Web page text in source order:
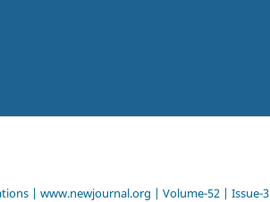
| www.newjournal.org | Volume-52 | Issue-3